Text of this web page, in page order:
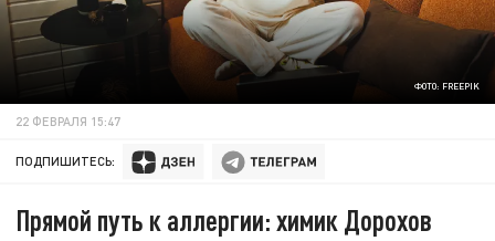
ФОТО: FREEPIK
22 ФЕВРАЛЯ 15:47
ПОДПИШИТЕСЬ:
Прямой путь к аллергии: химик Дорохов